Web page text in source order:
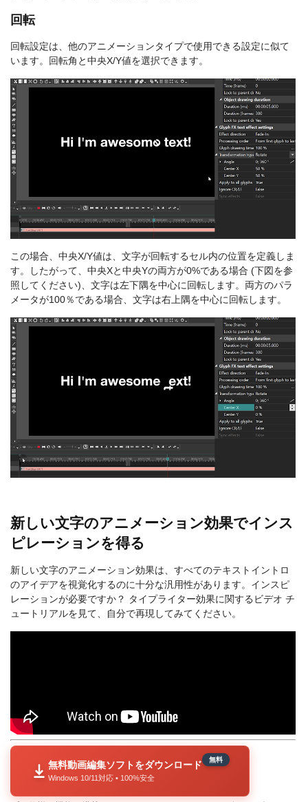
回転
回転設定は、他のアニメーションタイプで使用できる設定に似て
います。回転角と中央X/Y値を選択できます。
この場合、中央X/Y値は、文字が回転するセル内の位置を定義しま
す。したがって、中央Xと中央Yの両方が0%である場合 (下図を参
照してください)、文字は左下隅を中心に回転します。両方のパラ
メータが100％である場合、文字は右上隅を中心に回転します。
新しい文字のアニメーション効果でインス
ピレーションを得る
新しい文字のアニメーション効果は、すべてのテキストイントロ
のアイデアを視覚化するのに十分な汎用性があります。インスピ
レーションが必要ですか？ タイプライター効果に関するビデオ チ
ュートリアルを見て、自分で再現してみてください。
無料動画編集ソフトをダウンロード
Windows 10/11対応 • 100%安全
無料